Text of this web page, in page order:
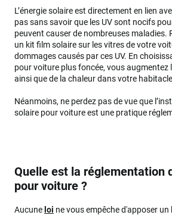
L’énergie solaire est directement en lien
pas sans savoir que les UV sont nocifs
peuvent causer de nombreuses maladies.
un kit film solaire sur les vitres de votre
dommages causés par ces UV. En
pour voiture plus foncée, vous augmentez
ainsi que de la chaleur dans votre
Néanmoins, ne perdez pas de vue que
solaire pour voiture est une pratique
Quelle est la réglementation
pour voiture ?
Aucuneloi ne vous empêche d'apposer